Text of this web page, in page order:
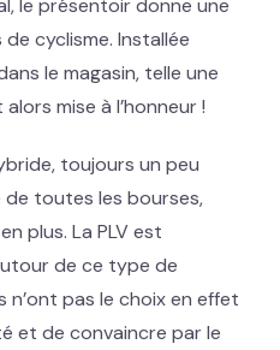
le présentoir donne une
cyclisme. Installée
le magasin, telle une
mise à l’honneur !
toujours un peu
toutes les bourses,
plus. La PLV est
de ce type de
pas le choix en effet
et de convaincre par le